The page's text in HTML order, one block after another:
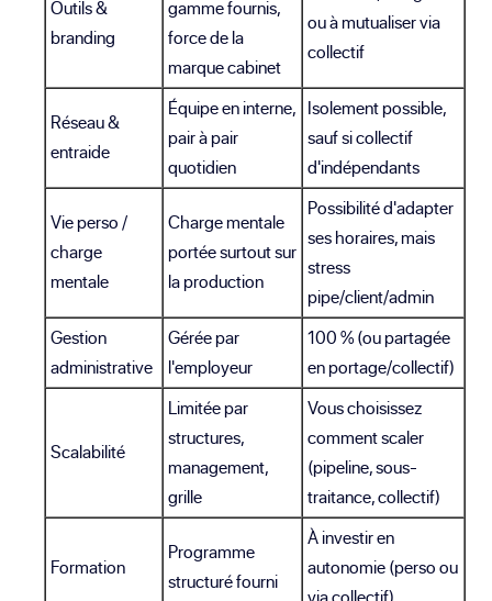
Outils &
branding
gamme fournis,
force de la
marque cabinet
ou à mutualiser via
collectif
Réseau &
entraide
Équipe en interne,
pair à pair
quotidien
Isolement possible,
sauf si collectif
d'indépendants
Vie perso /
charge
mentale
Charge mentale
portée surtout sur
la production
Possibilité d'adapter
ses horaires, mais
stress
pipe/client/admin
Gestion
administrative
Gérée par
l'employeur
100 % (ou partagée
en portage/collectif)
Scalabilité
Limitée par
structures,
management,
grille
Vous choisissez
comment scaler
(pipeline, sous-
traitance, collectif)
Formation
Programme
structuré fourni
À investir en
autonomie (perso ou